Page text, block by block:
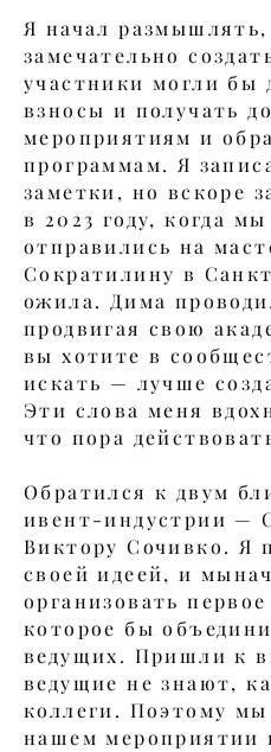
Я начал
замечательно
участники могли бы
взносы и получать
мероприятиям и
программам. Я
заметки, но вскоре
в 2023 году, когда
отправились на
Сократилину в
ожила. Дима
продвигая свою
вы хотите в
искать — лучше
Эти слова меня
что пора
Обратился к двум
ивент-индустрии —
Виктору Сочивко. Я
своей идеей, и
организовать
которое бы
ведущих. Пришли к
ведущие не знают,
коллеги. Поэтому
нашем мероприятии